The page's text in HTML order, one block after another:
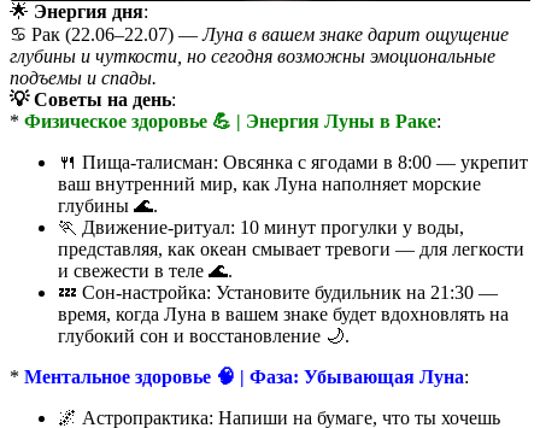
🌟 Энергия дня:
♋️ Рак (22.06–22.07) —Луна в вашем знаке дарит ощущение
глубины и чуткости, но сегодня возможны эмоциональные
подъемы и спады.
💡 Советы на день:
* Физическое здоровье 💪 | Энергия Луны в Раке:
🍴 Пища-талисман: Овсянка с ягодами в 8:00 — укрепит
ваш внутренний мир, как Луна наполняет морские
глубины 🌊.
🏃 Движение-ритуал: 10 минут прогулки у воды,
представляя, как океан смывает тревоги — для легкости
и свежести в теле 🌊.
💤 Сон-настройка: Установите будильник на 21:30 —
время, когда Луна в вашем знаке будет вдохновлять на
глубокий сон и восстановление 🌙.
* Ментальное здоровье 🧠 | Фаза: Убывающая Луна:
🌌 Астропрактика: Напиши на бумаге, что ты хочешь